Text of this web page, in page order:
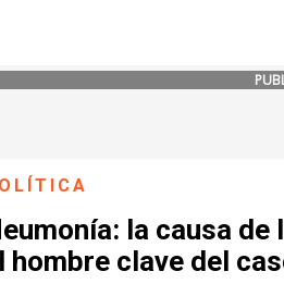
la causa
hombre clave del